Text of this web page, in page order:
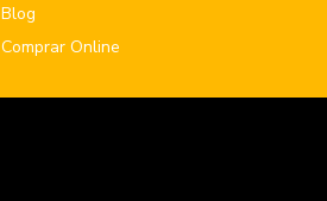
Blog
Comprar Online